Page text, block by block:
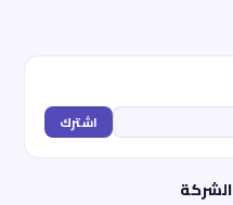
اشترك
الشركة